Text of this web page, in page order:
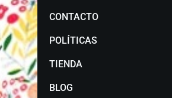
CONTACTO
POLÍTICAS
TIENDA
BLOG